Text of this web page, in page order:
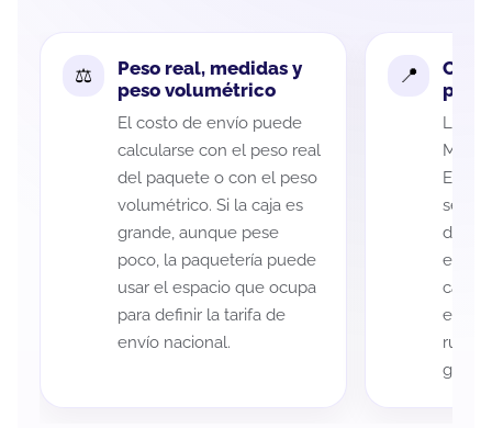
Peso real, medidas y
peso volumétrico
El costo de envío puede
calcularse con el peso real
del paquete o con el peso
volumétrico. Si la caja es
grande, aunque pese
poco, la paquetería puede
usar el espacio que ocupa
para definir la tarifa de
envío nacional.
La
de
cada
es
ruta
guía